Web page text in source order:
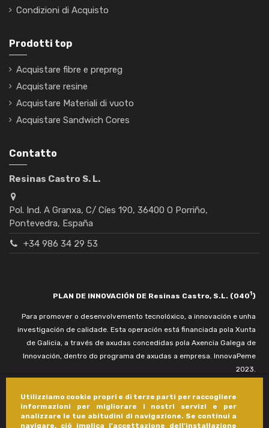
Utilizziamo cookie propri e di terze parti per raccogliere
informazioni per migliorare i nostri servizi e per
analizzare le tue abitudini di navigazione. Se continui a
navigare, ciò implica l'accettazione dell'installazione
Condizioni di Acquisto
Prodotti top
Acquistare fibre e prepreg
Acquistare resine
Acquistare Materiali di vuoto
Acquistare Sandwich Cores
Contatto
Resinas Castro S. L.
Pol. Ind. A Granxa, C/ Cíes 190, 36400 O Porriño,
Pontevedra, España
+34 986 34 29 53
PLAN DE INNOVACIÓN DE Resinas Castro, S.L. (0401)
Para promover o desenvolvemento tecnolóxico, a innovación e unha
investigación de calidade. Esta operación está financiada pola Xunta
de Galicia, a través de axudas concedidas pola Axencia Galega de
Innovación, dentro do programa de axudas a empresa. InnovaPeme
2023.